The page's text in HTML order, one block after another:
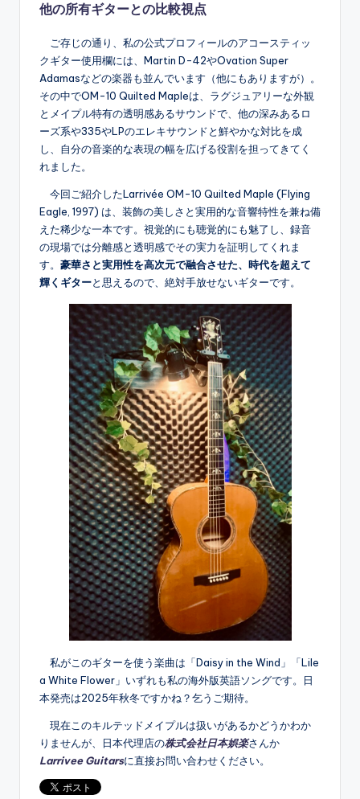
他の所有ギターとの比較視点
ご存じの通り、私の公式プロフィールのアコースティッ
クギター使用欄には、Martin D-42やOvation Super
Adamasなどの楽器も並んでいます（他にもありますが）。
その中でOM-10 Quilted Mapleは、ラグジュアリーな外観
とメイプル特有の透明感あるサウンドで、他の深みあるロ
ーズ系や335やLPのエレキサウンドと鮮やかな対比を成
し、自分の音楽的な表現の幅を広げる役割を担ってきてく
れました。
今回ご紹介したLarrivée OM-10 Quilted Maple (Flying
Eagle, 1997) は、装飾の美しさと実用的な音響特性を兼ね備
えた稀少な一本です。視覚的にも聴覚的にも魅了し、録音
の現場では分離感と透明感でその実力を証明してくれま
す。 豪華さと実用性を高次元で融合させた、時代を超えて
輝くギターと思えるので、絶対手放せないギターです。
私がこのギターを使う楽曲は「Daisy in the Wind」「Lile
a White Flower」いずれも私の海外版英語ソングです。日
本発売は2025年秋冬ですかね？乞うご期待。
現在このキルテッドメイプルは扱いがあるかどうかわか
りませんが、日本代理店の株式会社日本娯楽さんか
Larrivee Guitarsに直接お問い合わせください。